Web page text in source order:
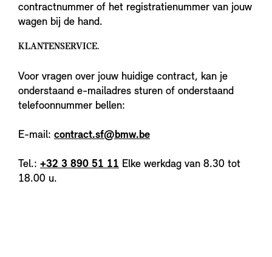
contractnummer of het registratienummer van jouw
wagen bij de hand.
KLANTENSERVICE.
Voor vragen over jouw huidige contract, kan je
onderstaand e-mailadres sturen of onderstaand
telefoonnummer bellen:
E-mail: contract.sf@bmw.be
Tel.: +32 3 890 51 11 Elke werkdag van 8.30 tot
18.00 u.